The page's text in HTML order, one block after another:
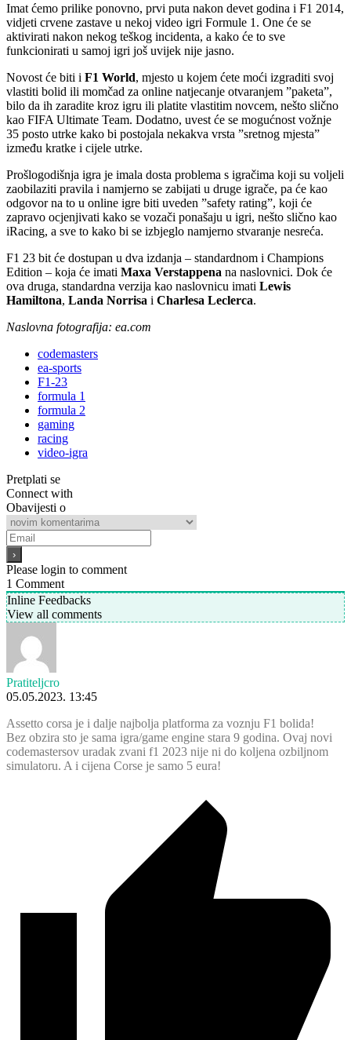
Imat ćemo prilike ponovno, prvi puta nakon devet godina i F1 2014,
vidjeti crvene zastave u nekoj video igri Formule 1. One će se
aktivirati nakon nekog teškog incidenta, a kako će to sve
funkcionirati u samoj igri još uvijek nije jasno.
Novost će biti i F1 World, mjesto u kojem ćete moći izgraditi svoj
vlastiti bolid ili momčad za online natjecanje otvaranjem ”paketa”,
bilo da ih zaradite kroz igru ili platite vlastitim novcem, nešto slično
kao FIFA Ultimate Team. Dodatno, uvest će se mogućnost vožnje
35 posto utrke kako bi postojala nekakva vrsta ”sretnog mjesta”
između kratke i cijele utrke.
Prošlogodišnja igra je imala dosta problema s igračima koji su voljeli
zaobilaziti pravila i namjerno se zabijati u druge igrače, pa će kao
odgovor na to u online igre biti uveden ”safety rating”, koji će
zapravo ocjenjivati kako se vozači ponašaju u igri, nešto slično kao
iRacing, a sve to kako bi se izbjeglo namjerno stvaranje nesreća.
F1 23 bit će dostupan u dva izdanja – standardnom i Champions
Edition – koja će imati Maxa Verstappena na naslovnici. Dok će
ova druga, standardna verzija kao naslovnicu imati Lewis
Hamiltona, Landa Norrisa i Charlesa Leclerca.
Naslovna fotografija: ea.com
codemasters
ea-sports
F1-23
formula 1
formula 2
gaming
racing
video-igra
Pretplati se
Connect with
Obavijesti o
Please login to comment
1 Comment
Inline Feedbacks
View all comments
Pratiteljcro
05.05.2023. 13:45
Assetto corsa je i dalje najbolja platforma za voznju F1 bolida!
Bez obzira sto je sama igra/game engine stara 9 godina. Ovaj novi
codemastersov uradak zvani f1 2023 nije ni do koljena ozbiljnom
simulatoru. A i cijena Corse je samo 5 eura!